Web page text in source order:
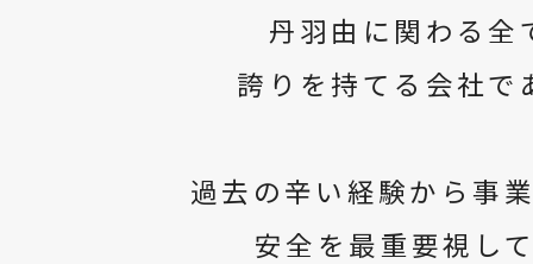
丹羽由に関わる全
誇りを持てる会社で
過去の辛い経験から事
安全を最重要視し